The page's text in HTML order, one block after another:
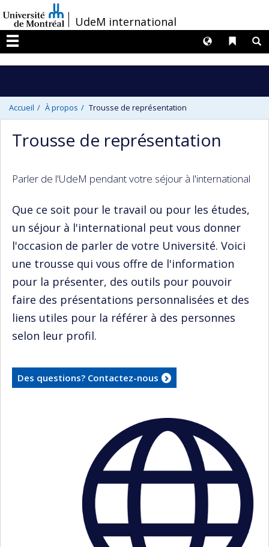
au
contenu
/UdeM international
Menu
Liens
Langues
Accueil À propos Trousse de représentation
Trousse de représentation
Parler de l'UdeM pendant votre séjour à l'international
Que ce soit pour le travail ou pour les études,
un séjour à l'international peut vous donner
l'occasion de parler de votre Université. Voici
une trousse qui vous offre de l'information
pour la présenter, des outils pour pouvoir
faire des présentations personnalisées et des
liens utiles pour la référer à des personnes
selon leur profil.
Des questions? Contactez-nous